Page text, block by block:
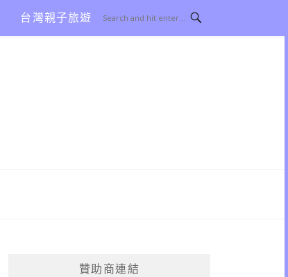
台灣親子旅遊
贊助商連結